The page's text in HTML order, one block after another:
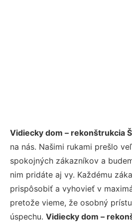
Vidiecky dom – rekonštrukcia
na nás. Našimi rukami prešlo
spokojných zákazníkov a
nim pridáte aj vy. Každému
prispôsobiť a vyhovieť v
pretože vieme, že osobný
úspechu. Vidiecky dom –